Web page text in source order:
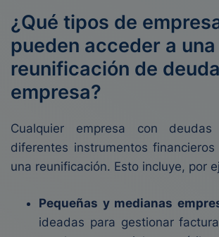
¿Qué tipos de
pueden acceder a una
reunificación de
empresa?
Cualquier empresa con
diferentes instrumentos
una reunificación. Esto incluye, por
Pequeñas y medianas
ideadas para gestionar